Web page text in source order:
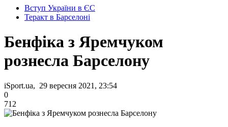
Вступ України в ЄС
Теракт в Барселоні
Бенфіка з Яремчуком
рознесла Барселону
iSport.ua, 29 вересня 2021, 23:54
0
712